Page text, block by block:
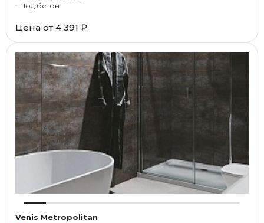
Под бетон
Цена от 4 391 ₽
Venis Metropolitan